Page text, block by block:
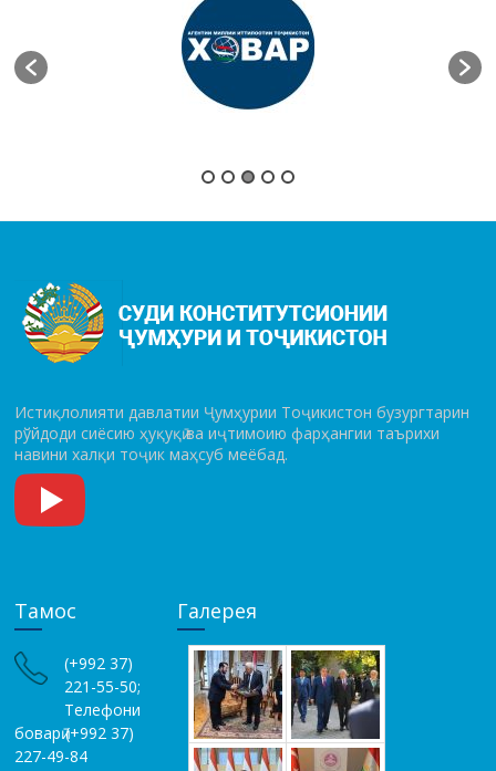
Истиқлолияти давлатии Ҷумҳурии Тоҷикистон бузургтарин
рўй­до­ди сиёсию ҳуқуқӣ ва иҷтимоию фарҳангии таърихи
навини халқи тоҷик маҳсуб меёбад.
Тамос
(+992 37)
221-55-50;
Телефони
боварӣ (+992 37)
227-49-84
Галерея